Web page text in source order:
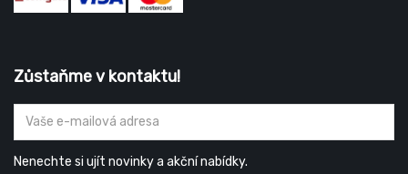
Zůstaňme v kontaktu!
Nenechte si ujít novinky a akční nabídky.